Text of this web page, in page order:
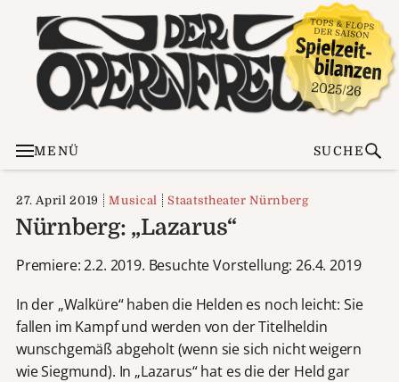
MENÜ SUCHE
27. April 2019 Musical Staatstheater Nürnberg
Nürnberg: „Lazarus“
Premiere: 2.2. 2019. Besuchte Vorstellung: 26.4. 2019
In der „Walküre“ haben die Helden es noch leicht: Sie
fallen im Kampf und werden von der Titelheldin
wunschgemäß abgeholt (wenn sie sich nicht weigern
wie Siegmund). In „Lazarus“ hat es die der Held gar